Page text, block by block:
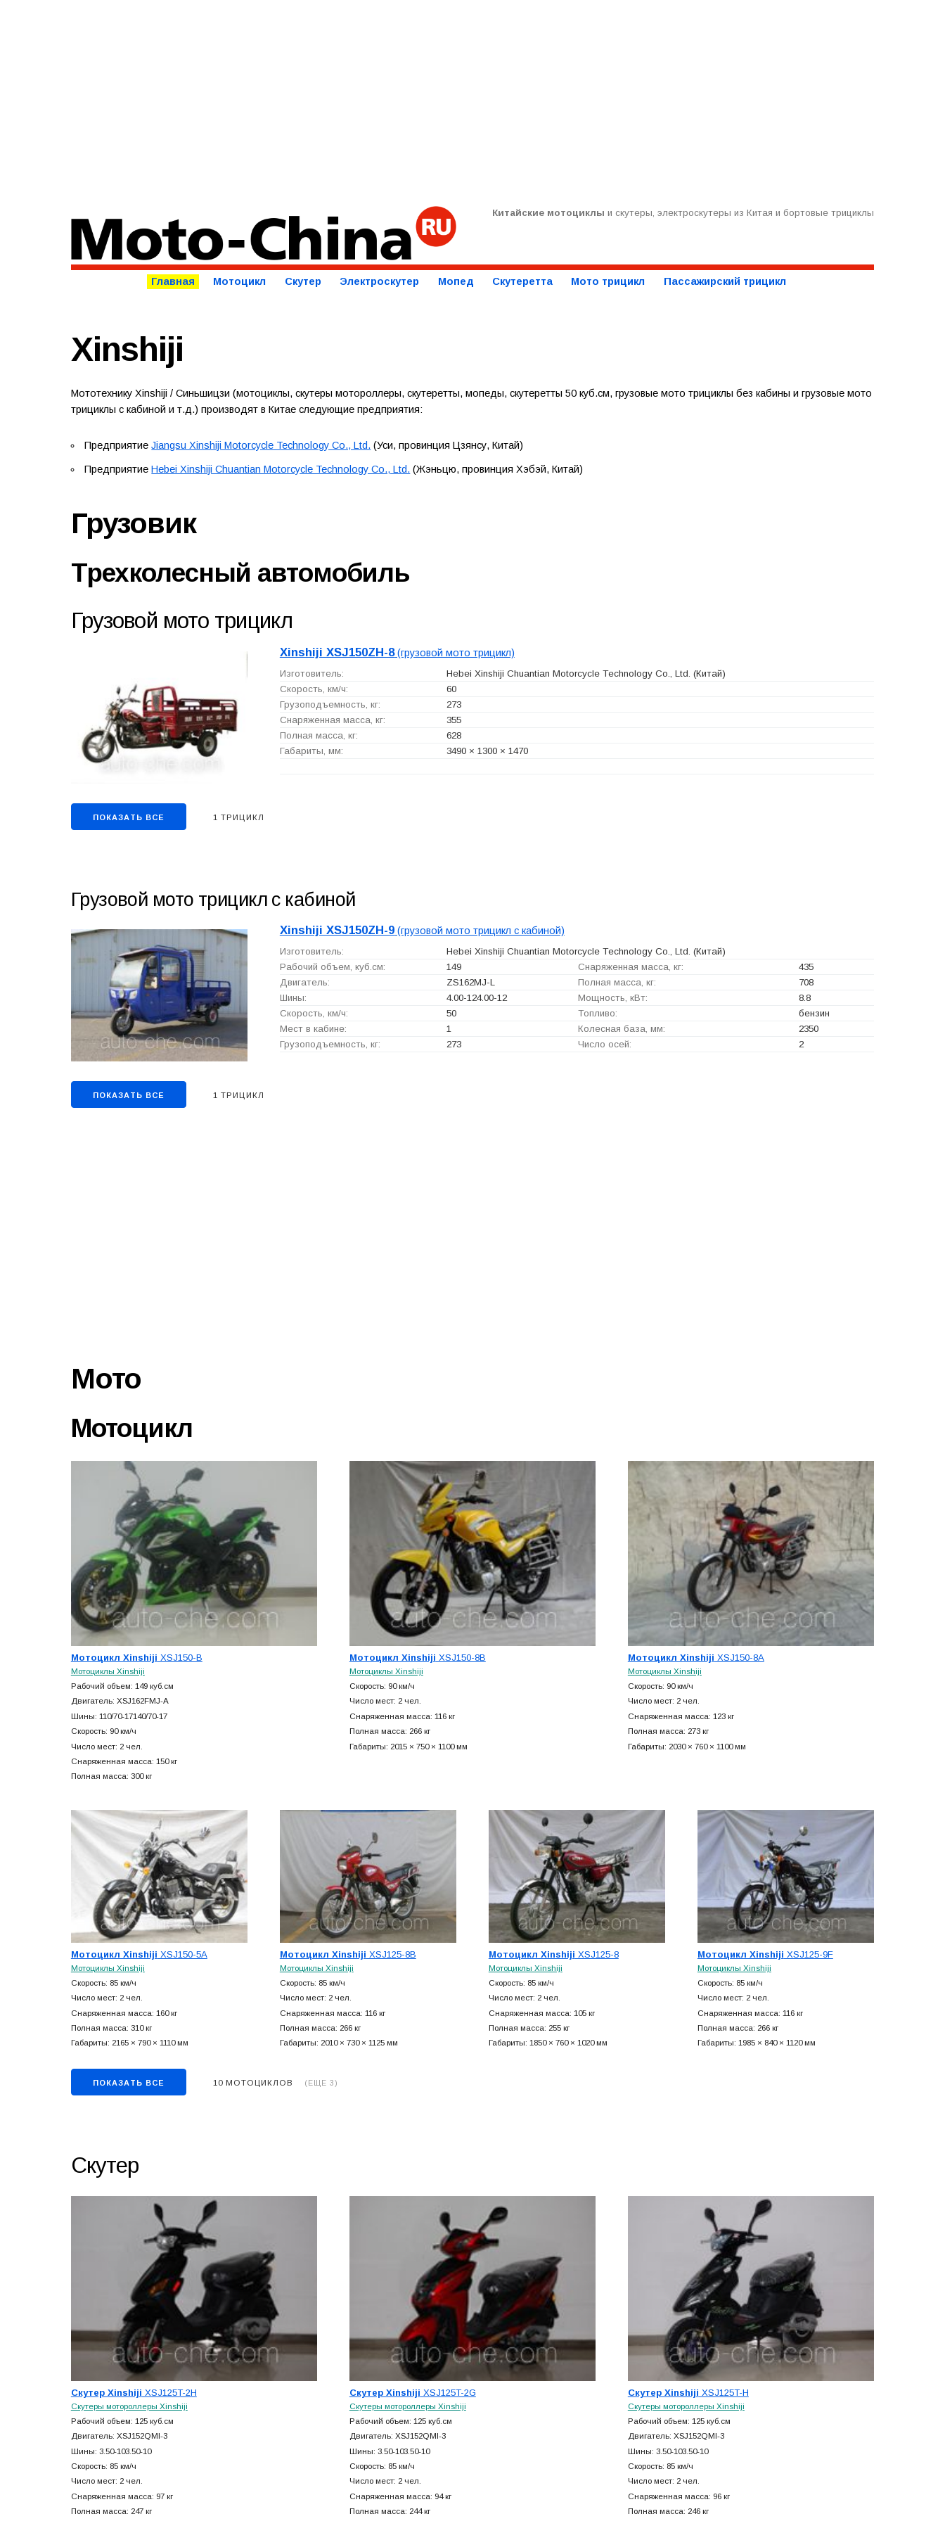
Китайские мотоциклы и скутеры, электроскутеры из Китая и бортовые трициклы
Главная Мотоцикл Скутер Электроскутер Мопед Скутеретта Мото трицикл Пассажирский трицикл
Xinshiji
Мототехнику Xinshiji / Синьшицзи (мотоциклы, скутеры мотороллеры, скутеретты, мопеды, скутеретты 50 куб.см, грузовые мото трициклы без кабины и грузовые мото
трициклы с кабиной и т.д.) производят в Китае следующие предприятия:
ПредприятиеJiangsu Xinshiji Motorcycle Technology Co., Ltd. (Уси, провинция Цзянсу, Китай)
ПредприятиеHebei Xinshiji Chuantian Motorcycle Technology Co., Ltd. (Жэньцю, провинция Хэбэй, Китай)
Грузовик
Трехколесный автомобиль
Грузовой мото трицикл
Xinshiji XSJ150ZH-8(грузовой мото трицикл)
Изготовитель: Hebei Xinshiji Chuantian Motorcycle Technology Co., Ltd. (Китай)
Скорость, км/ч:
60
Грузоподъемность, кг:
273
Снаряженная масса, кг:
355
Полная масса, кг:
628
Габариты, мм:
3490 × 1300 × 1470
ПОКАЗАТЬ ВСЕ 1 ТРИЦИКЛ
Грузовой мото трицикл с кабиной
Xinshiji XSJ150ZH-9(грузовой мото трицикл с кабиной)
Изготовитель: Hebei Xinshiji Chuantian Motorcycle Technology Co., Ltd. (Китай)
Рабочий объем, куб.см:
149 Снаряженная масса, кг:
435
Двигатель:
ZS162MJ-L Полная масса, кг:
708
Шины:
4.00-124.00-12 Мощность, кВт:
8.8
Скорость, км/ч:
50 Топливо:
бензин
Мест в кабине:
1 Колесная база, мм:
2350
Грузоподъемность, кг:
273 Число осей: 2
ПОКАЗАТЬ ВСЕ 1 ТРИЦИКЛ
Мото
Мотоцикл
Мотоцикл Xinshiji XSJ150-B
Мотоциклы Xinshiji
Рабочий объем: 149 куб.см
Двигатель: XSJ162FMJ-A
Шины: 110/70-17140/70-17
Скорость: 90 км/ч
Число мест: 2 чел.
Снаряженная масса: 150 кг
Полная масса: 300 кг
Мотоцикл Xinshiji XSJ150-8B
Мотоциклы Xinshiji
Скорость: 90 км/ч
Число мест: 2 чел.
Снаряженная масса: 116 кг
Полная масса: 266 кг
Габариты: 2015 × 750 × 1100 мм
Мотоцикл Xinshiji XSJ150-8A
Мотоциклы Xinshiji
Скорость: 90 км/ч
Число мест: 2 чел.
Снаряженная масса: 123 кг
Полная масса: 273 кг
Габариты: 2030 × 760 × 1100 мм
Мотоцикл Xinshiji XSJ150-5A
Мотоциклы Xinshiji
Скорость: 85 км/ч
Число мест: 2 чел.
Снаряженная масса: 160 кг
Полная масса: 310 кг
Габариты: 2165 × 790 × 1110 мм
Мотоцикл Xinshiji XSJ125-8B
Мотоциклы Xinshiji
Скорость: 85 км/ч
Число мест: 2 чел.
Снаряженная масса: 116 кг
Полная масса: 266 кг
Габариты: 2010 × 730 × 1125 мм
Мотоцикл Xinshiji XSJ125-8
Мотоциклы Xinshiji
Скорость: 85 км/ч
Число мест: 2 чел.
Снаряженная масса: 105 кг
Полная масса: 255 кг
Габариты: 1850 × 760 × 1020 мм
Мотоцикл Xinshiji XSJ125-9F
Мотоциклы Xinshiji
Скорость: 85 км/ч
Число мест: 2 чел.
Снаряженная масса: 116 кг
Полная масса: 266 кг
Габариты: 1985 × 840 × 1120 мм
ПОКАЗАТЬ ВСЕ 10 МОТОЦИКЛОВ (ЕЩЕ 3)
Скутер
Скутер Xinshiji XSJ125T-2H
Скутеры мотороллеры Xinshiji
Рабочий объем: 125 куб.см
Двигатель: XSJ152QMI-3
Шины: 3.50-103.50-10
Скорость: 85 км/ч
Число мест: 2 чел.
Снаряженная масса: 97 кг
Полная масса: 247 кг
Скутер Xinshiji XSJ125T-2G
Скутеры мотороллеры Xinshiji
Рабочий объем: 125 куб.см
Двигатель: XSJ152QMI-3
Шины: 3.50-103.50-10
Скорость: 85 км/ч
Число мест: 2 чел.
Снаряженная масса: 94 кг
Полная масса: 244 кг
Скутер Xinshiji XSJ125T-H
Скутеры мотороллеры Xinshiji
Рабочий объем: 125 куб.см
Двигатель: XSJ152QMI-3
Шины: 3.50-103.50-10
Скорость: 85 км/ч
Число мест: 2 чел.
Снаряженная масса: 96 кг
Полная масса: 246 кг